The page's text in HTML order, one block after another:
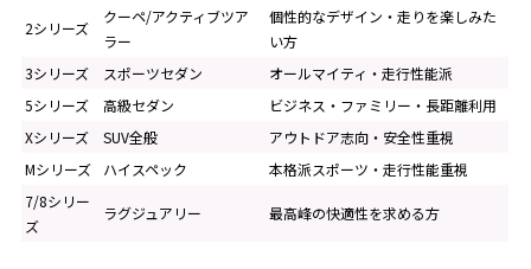
2シリーズ
クーペ/アクティブツア
ラー
個性的なデザイン・走りを楽しみた
い方
3シリーズ
スポーツセダン
オールマイティ・走行性能派
5シリーズ
高級セダン
ビジネス・ファミリー・長距離利用
Xシリーズ
SUV全般
アウトドア志向・安全性重視
Mシリーズ
ハイスペック
本格派スポーツ・走行性能重視
7/8シリー
ズ
ラグジュアリー 最高峰の快適性を求める方